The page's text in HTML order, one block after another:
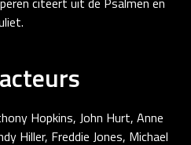
Hopkins, John Hurt, Anne
Hiller, Freddie Jones, Michael